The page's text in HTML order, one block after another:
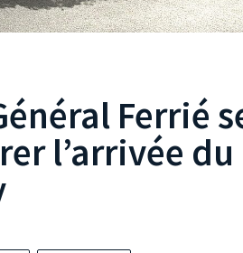
Ferrié
l’arrivée du